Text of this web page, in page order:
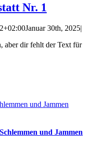
Nr. 1
Januar 30th, 2025|
aber dir fehlt der Text für
und Jammen
und Jammen